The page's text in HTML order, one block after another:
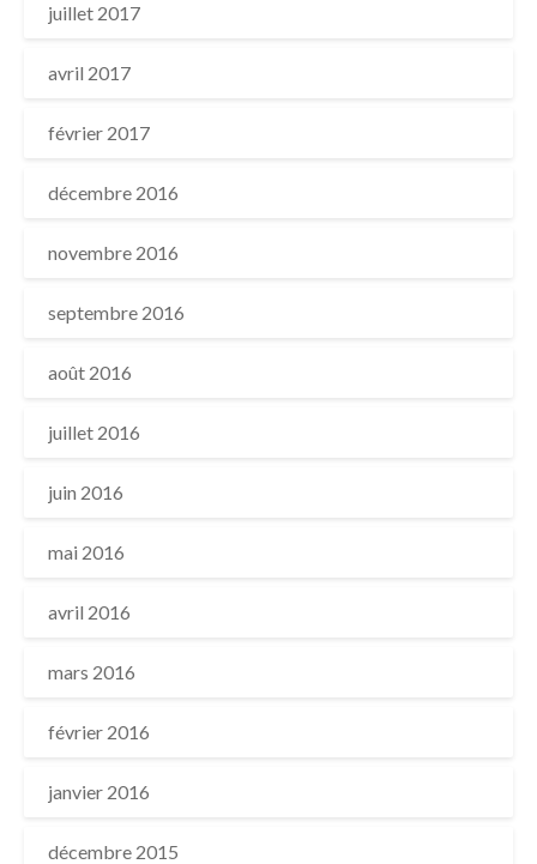
juillet 2017
avril 2017
février 2017
décembre 2016
novembre 2016
septembre 2016
août 2016
juillet 2016
juin 2016
mai 2016
avril 2016
mars 2016
février 2016
janvier 2016
décembre 2015